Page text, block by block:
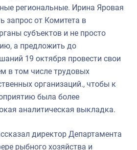
региональные. Ирина Яровая
запрос от Комитета в
субъектов и не просто
а предложить до
19 октября провести свои
в том числе трудовых
организаций., чтобы к
была более
аналитическая выкладка.
директор Департамента
рыбного хозяйства и